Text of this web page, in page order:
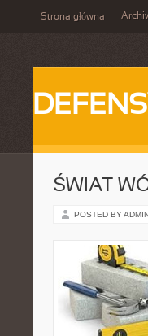
Strona główna
ŚWIAT
POSTED BY